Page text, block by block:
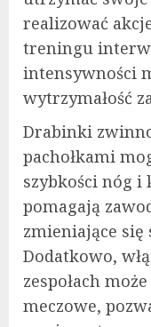
realizować
treningu
intensywności
wytrzymałość
Drabinki
pachołkami
szybkości nóg i
pomagają
zmieniające się
Dodatkowo,
zespołach
meczowe,